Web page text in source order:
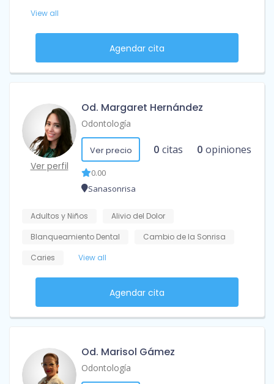
View all
Agendar cita
Ver perfil
Od. Margaret Hernández
Odontología
Ver precio 0 citas 0 opiniones
0.00
Sanasonrisa
Adultos y Niños
Alivio del Dolor
Blanqueamiento Dental
Cambio de la Sonrisa
Caries
View all
Agendar cita
Od. Marisol Gámez
Odontología